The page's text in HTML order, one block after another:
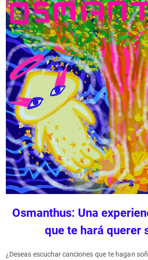
Osmanthus: Una
que te hará querer
¿Deseas escuchar canciones que te hagan